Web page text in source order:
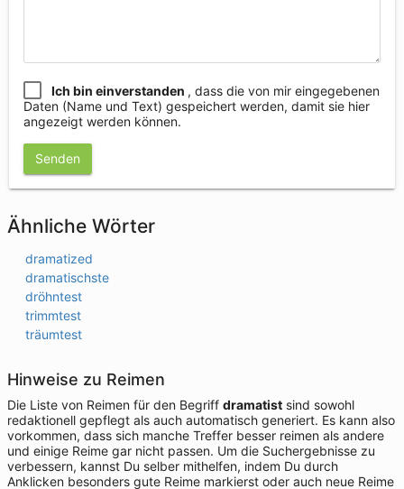
Ich bin einverstanden , dass die von mir eingegebenen
Daten (Name und Text) gespeichert werden, damit sie hier
angezeigt werden können.
Senden
Ähnliche Wörter
dramatized
dramatischste
dröhntest
trimmtest
träumtest
Hinweise zu Reimen
Die Liste von Reimen für den Begriff dramatist sind sowohl
redaktionell gepflegt als auch automatisch generiert. Es kann also
vorkommen, dass sich manche Treffer besser reimen als andere
und einige Reime gar nicht passen. Um die Suchergebnisse zu
verbessern, kannst Du selber mithelfen, indem Du durch
Anklicken besonders gute Reime markierst oder auch neue Reime